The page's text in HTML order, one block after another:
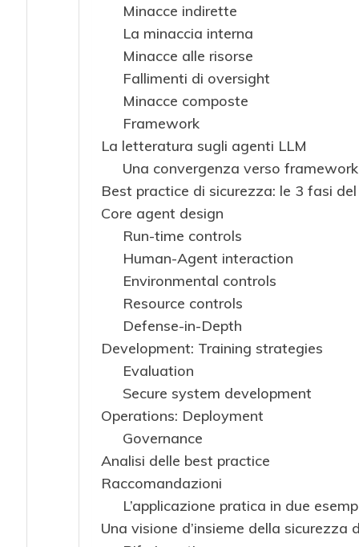
Minacce indirette
La minaccia interna
Minacce alle risorse
Fallimenti di oversight
Minacce composte
Framework
La letteratura sugli agenti LLM
Una convergenza verso
Best practice di sicurezza: le 3 fasi
Core agent design
Run-time controls
Human-Agent interaction
Environmental controls
Resource controls
Defense-in-Depth
Development: Training strategies
Evaluation
Secure system development
Operations: Deployment
Governance
Analisi delle best practice
Raccomandazioni
L’applicazione pratica in due
Una visione d’insieme della sicurezza